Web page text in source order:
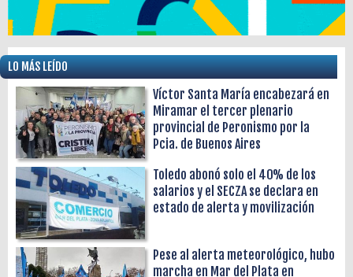
LO MÁS LEÍDO
Víctor Santa María encabezará en
Miramar el tercer plenario
provincial de Peronismo por la
Pcia. de Buenos Aires
Toledo abonó solo el 40% de los
salarios y el SECZA se declara en
estado de alerta y movilización
Pese al alerta meteorológico, hubo
marcha en Mar del Plata en